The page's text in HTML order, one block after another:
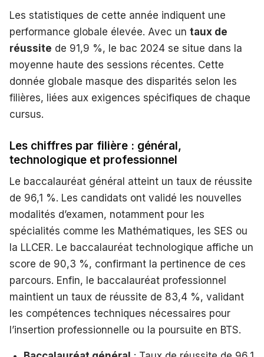
Les statistiques de cette année indiquent une
performance globale élevée. Avec un taux de
réussite de 91,9 %, le bac 2024 se situe dans la
moyenne haute des sessions récentes. Cette
donnée globale masque des disparités selon les
filières, liées aux exigences spécifiques de chaque
cursus.
Les chiffres par filière : général,
technologique et professionnel
Le baccalauréat général atteint un taux de réussite
de 96,1 %. Les candidats ont validé les nouvelles
modalités d’examen, notamment pour les
spécialités comme les Mathématiques, les SES ou
la LLCER. Le baccalauréat technologique affiche un
score de 90,3 %, confirmant la pertinence de ces
parcours. Enfin, le baccalauréat professionnel
maintient un taux de réussite de 83,4 %, validant
les compétences techniques nécessaires pour
l’insertion professionnelle ou la poursuite en BTS.